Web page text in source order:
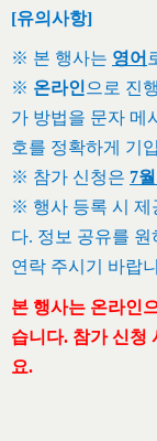
[유의사항]
※ 본 행사는 영어
※ 온라인 으로 진
가 방법을 문자 메
호를 정확하게 기
※ 참가 신청은 7
※ 행사 등록 시 제
다. 정보 공유를 원
연락 주시기 바랍
본 행사는 온라인
습니다. 참가 신청
요.